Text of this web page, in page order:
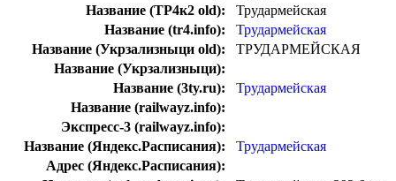
Название (ТР4к2 old):
Трудармейская
Название (tr4.info):
Трудармейская
Название (Укрзализныци old):
ТРУДАРМЕЙСКАЯ
Название (Укрзализныци):
Название (3ty.ru):
Трудармейская
Название (railwayz.info):
Экспресс-3 (railwayz.info):
Название (Яндекс.Расписания):
Трудармейская
Адрес (Яндекс.Расписания):